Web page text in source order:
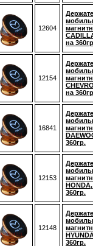
12604
на
12154
на
16841
360гр.
12153
360гр.
12148
360гр.